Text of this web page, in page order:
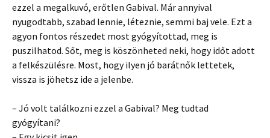
ezzel a megalkuvó, erőtlen Gabival. Már annyival
nyugodtabb, szabad lennie, léteznie, semmi baj vele. Ezt a
agyon fontos részedet most gyógyítottad, meg is
puszilhatod. Sőt, meg is köszönheted neki, hogy időt adott
a felkészülésre. Most, hogy ilyen jó barátnők lettetek,
vissza is jöhetsz ide a jelenbe.
– Jó volt találkozni ezzel a Gabival? Meg tudtad
gyógyítani?